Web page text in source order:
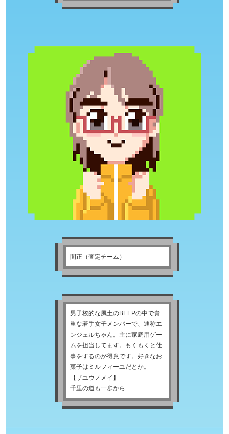
間正（査定チーム）
男子校的な風土のBEEPの中で貴
重な若手女子メンバーで、通称エ
ンジェルちゃん。主に家庭用ゲー
ムを担当してます。もくもくと仕
事をするのが得意です。好きなお
菓子はミルフィーユだとか。
【ザユウノメイ】
千里の道も一歩から